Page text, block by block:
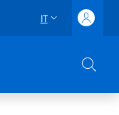
SELETTORE
IT